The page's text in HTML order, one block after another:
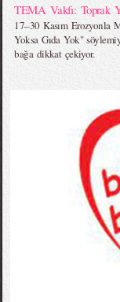
TEMA Vakfı: Toprak
17–30 Kasım Erozyonla
Yoksa Gıda Yok"
bağa dikkat çekiyor.